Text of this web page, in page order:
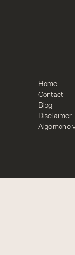
Home
Contact
Blog
Disclaimer
Algemene